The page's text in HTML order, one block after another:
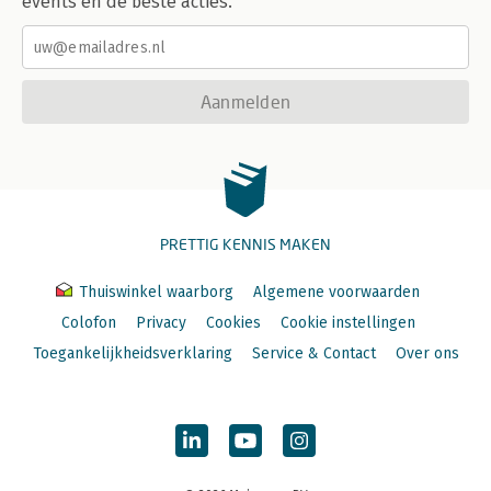
20 De structuren van engagement 279
De boodschap zit in de bijeenkomst 280
Waar het op neerkomt 292
21 Transformatie wordt niet op televisie uitgezonden, wordt
niet gelivestreamd noch gemanaged 296
Het verkiezen van leren boven onderwijzen 296
We zijn verantwoordelijk voor elkaars leren 299
Als verandering noodzakelijk is, wie zet dan de eerste stap?
302
Handige checklists om te gebruiken 306
Aanmelden
PRETTIG KENNIS MAKEN
Thuiswinkel waarborg
Algemene voorwaarden
Colofon
Privacy Cookies
Cookie instellingen
Toegankelijkheidsverklaring
Service & Contact Over ons